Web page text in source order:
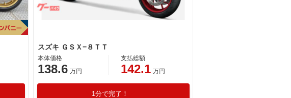
スズキ ＧＳＸ−８ＴＴ
本体価格
138.6 万円
支払総額
142.1 万円
1分で完了！